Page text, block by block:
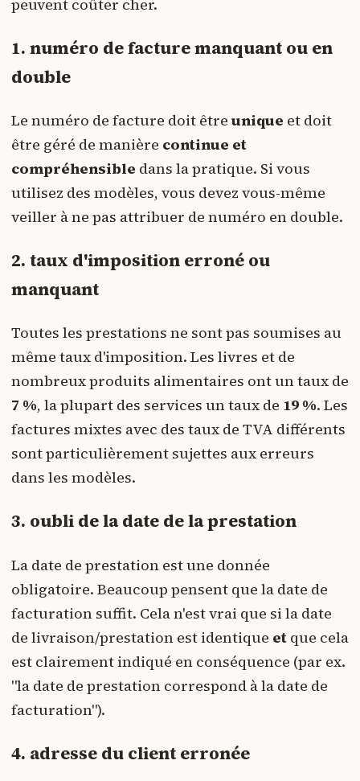
peuvent coûter cher.
1. numéro de facture manquant ou en
double
Le numéro de facture doit être unique et doit
être géré de manière continue et
compréhensible dans la pratique. Si vous
utilisez des modèles, vous devez vous-même
veiller à ne pas attribuer de numéro en double.
2. taux d'imposition erroné ou
manquant
Toutes les prestations ne sont pas soumises au
même taux d'imposition. Les livres et de
nombreux produits alimentaires ont un taux de
7 %, la plupart des services un taux de 19 %. Les
factures mixtes avec des taux de TVA différents
sont particulièrement sujettes aux erreurs
dans les modèles.
3. oubli de la date de la prestation
La date de prestation est une donnée
obligatoire. Beaucoup pensent que la date de
facturation suffit. Cela n'est vrai que si la date
de livraison/prestation est identique et que cela
est clairement indiqué en conséquence (par ex.
"la date de prestation correspond à la date de
facturation").
4. adresse du client erronée